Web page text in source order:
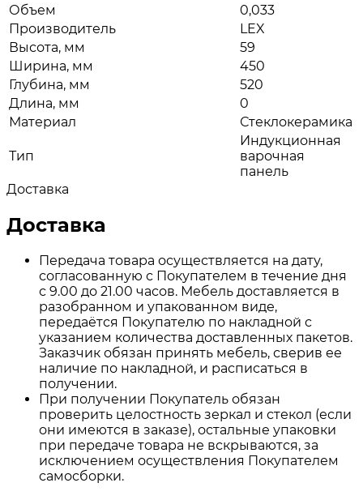
Объем
0,033
Производитель
LEX
Высота, мм
59
Ширина, мм
450
Глубина, мм
520
Длина, мм
0
Материал
Стеклокерамика
Тип
Индукционная
варочная
панель
Доставка
Доставка
Передача товара осуществляется на дату,
согласованную с Покупателем в течение дня
с 9.00 до 21.00 часов. Мебель доставляется в
разобранном и упакованном виде,
передаётся Покупателю по накладной с
указанием количества доставленных пакетов.
Заказчик обязан принять мебель, сверив ее
наличие по накладной, и расписаться в
получении.
При получении Покупатель обязан
проверить целостность зеркал и стекол (если
они имеются в заказе), остальные упаковки
при передаче товара не вскрываются, за
исключением осуществления Покупателем
самосборки.